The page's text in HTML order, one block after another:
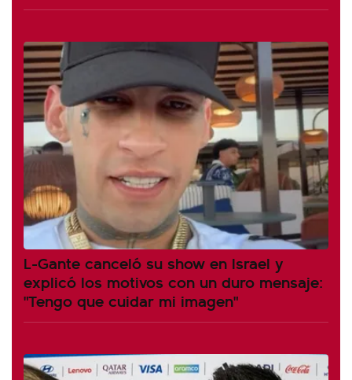
L-Gante canceló su show en Israel y
explicó los motivos con un duro mensaje:
"Tengo que cuidar mi imagen"